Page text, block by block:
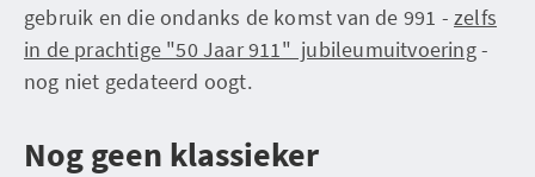
gebruik en die ondanks de komst van de 991 -zelfs
in de prachtige "50 Jaar 911" jubileumuitvoering-
nog niet gedateerd oogt.
Nog geen klassieker